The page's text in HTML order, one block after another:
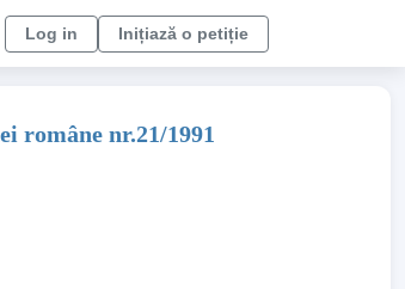
Log in Inițiază o petiție
române nr.21/1991